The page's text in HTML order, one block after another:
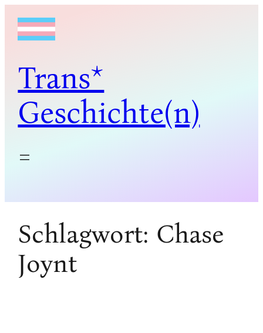
Inhalt
Trans*
Geschichte(n)
Schlagwort: Chase
Joynt